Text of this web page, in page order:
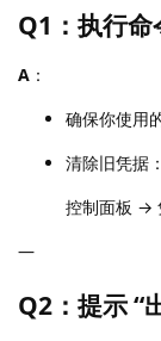
Q1：执行命
A ：
确保你使用
清除旧凭据：
控制面板 →
—
Q2：提示 “